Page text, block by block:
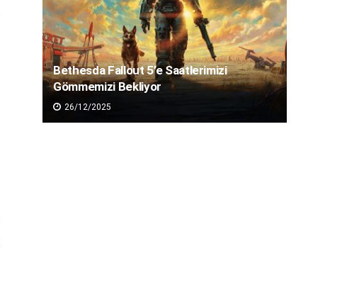
Bethesda Fallout 5’e Saatlerimizi
Gömmemizi Bekliyor
26/12/2025